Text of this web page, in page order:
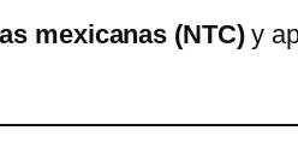
mexicanas (NTC)y